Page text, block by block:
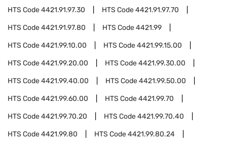
HTS Code4421.91.97.30 HTS Code4421.91.97.70
HTS Code4421.91.97.80 HTS Code4421.99
HTS Code4421.99.10.00 HTS Code4421.99.15.00
HTS Code4421.99.20.00 HTS Code4421.99.30.00
HTS Code4421.99.40.00 HTS Code4421.99.50.00
HTS Code4421.99.60.00 HTS Code4421.99.70
HTS Code4421.99.70.20 HTS Code4421.99.70.40
HTS Code4421.99.80 HTS Code4421.99.80.24